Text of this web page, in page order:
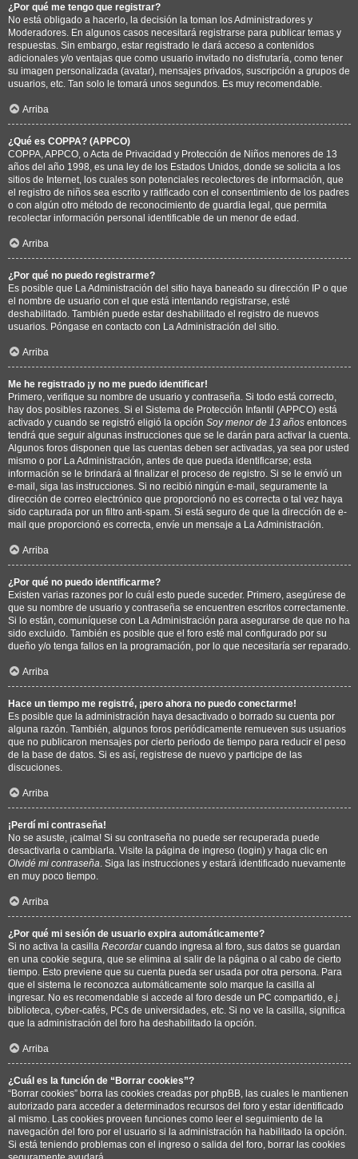
¿Por qué me tengo que registrar?
No está obligado a hacerlo, la decisión la toman los Administradores y
Moderadores. En algunos casos necesitará registrarse para publicar temas y
respuestas. Sin embargo, estar registrado le dará acceso a contenidos
adicionales y/o ventajas que como usuario invitado no disfrutaría, como tener
su imagen personalizada (avatar), mensajes privados, suscripción a grupos de
usuarios, etc. Tan solo le tomará unos segundos. Es muy recomendable.
Arriba
¿Qué es COPPA? (APPCO)
COPPA, APPCO, o Acta de Privacidad y Protección de Niños menores de 13
años del año 1998, es una ley de los Estados Unidos, donde se solicita a los
sitios de Internet, los cuales son potenciales recolectores de información, que
el registro de niños sea escrito y ratificado con el consentimiento de los padres
o con algún otro método de reconocimiento de guardia legal, que permita
recolectar información personal identificable de un menor de edad.
Arriba
¿Por qué no puedo registrarme?
Es posible que La Administración del sitio haya baneado su dirección IP o que
el nombre de usuario con el que está intentando registrarse, esté
deshabilitado. También puede estar deshabilitado el registro de nuevos
usuarios. Póngase en contacto con La Administración del sitio.
Arriba
Me he registrado ¡y no me puedo identificar!
Primero, verifique su nombre de usuario y contraseña. Si todo está correcto,
hay dos posibles razones. Si el Sistema de Protección Infantil (APPCO) está
activado y cuando se registró eligió la opción Soy menor de 13 años entonces
tendrá que seguir algunas instrucciones que se le darán para activar la cuenta.
Algunos foros disponen que las cuentas deben ser activadas, ya sea por usted
mismo o por La Administración, antes de que pueda identificarse; esta
información se le brindará al finalizar el proceso de registro. Si se le envió un
e-mail, siga las instrucciones. Si no recibió ningún e-mail, seguramente la
dirección de correo electrónico que proporcionó no es correcta o tal vez haya
sido capturada por un filtro anti-spam. Si está seguro de que la dirección de e-
mail que proporcionó es correcta, envíe un mensaje a La Administración.
Arriba
¿Por qué no puedo identificarme?
Existen varias razones por lo cuál esto puede suceder. Primero, asegúrese de
que su nombre de usuario y contraseña se encuentren escritos correctamente.
Si lo están, comuníquese con La Administración para asegurarse de que no ha
sido excluido. También es posible que el foro esté mal configurado por su
dueño y/o tenga fallos en la programación, por lo que necesitaría ser reparado.
Arriba
Hace un tiempo me registré, ¡pero ahora no puedo conectarme!
Es posible que la administración haya desactivado o borrado su cuenta por
alguna razón. También, algunos foros periódicamente remueven sus usuarios
que no publicaron mensajes por cierto periodo de tiempo para reducir el peso
de la base de datos. Si es así, registrese de nuevo y participe de las
discuciones.
Arriba
¡Perdí mi contraseña!
No se asuste, ¡calma! Si su contraseña no puede ser recuperada puede
desactivarla o cambiarla. Visite la página de ingreso (login) y haga clic en
Olvidé mi contraseña . Siga las instrucciones y estará identificado nuevamente
en muy poco tiempo.
Arriba
¿Por qué mi sesión de usuario expira automáticamente?
Si no activa la casilla Recordarcuando ingresa al foro, sus datos se guardan
en una cookie segura, que se elimina al salir de la página o al cabo de cierto
tiempo. Esto previene que su cuenta pueda ser usada por otra persona. Para
que el sistema le reconozca automáticamente solo marque la casilla al
ingresar. No es recomendable si accede al foro desde un PC compartido, e.j.
biblioteca, cyber-cafés, PCs de universidades, etc. Si no ve la casilla, significa
que la administración del foro ha deshabilitado la opción.
Arriba
¿Cuál es la función de “Borrar cookies”?
“Borrar cookies” borra las cookies creadas por phpBB, las cuales le mantienen
autorizado para acceder a determinados recursos del foro y estar identificado
al mismo. Las cookies proveen funciones como leer el seguimiento de la
navegación del foro por el usuario si la administración ha habilitado la opción.
Si está teniendo problemas con el ingreso o salida del foro, borrar las cookies